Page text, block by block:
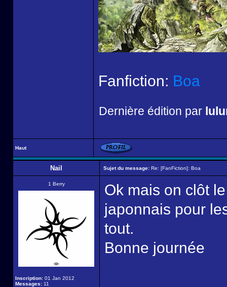
Fanfiction: Boa
Dernière édition par
Haut
Nail Sujet du message: Re: [FanFiction]: Boa
1 Berry
Inscription: 01 Jan 2012
Messages: 11
Ok mais on clôt
japonnais pour
tout.
Bonne journée